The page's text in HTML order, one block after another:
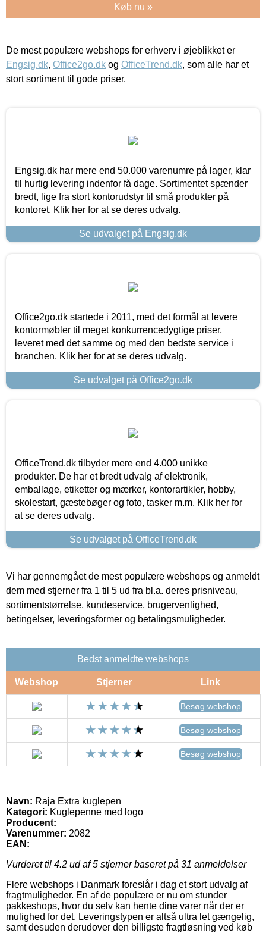
Køb nu »
De mest populære webshops for erhverv i øjeblikket er
Engsig.dk, Office2go.dk og OfficeTrend.dk, som alle har et
stort sortiment til gode priser.
Engsig.dk har mere end 50.000 varenumre på lager, klar
til hurtig levering indenfor få dage. Sortimentet spænder
bredt, lige fra stort kontorudstyr til små produkter på
kontoret. Klik her for at se deres udvalg.
Se udvalget på Engsig.dk
Office2go.dk startede i 2011, med det formål at levere
kontormøbler til meget konkurrencedygtige priser,
leveret med det samme og med den bedste service i
branchen. Klik her for at se deres udvalg.
Se udvalget på Office2go.dk
OfficeTrend.dk tilbyder mere end 4.000 unikke
produkter. De har et bredt udvalg af elektronik,
emballage, etiketter og mærker, kontorartikler, hobby,
skolestart, gæstebøger og foto, tasker m.m. Klik her for
at se deres udvalg.
Se udvalget på OfficeTrend.dk
Vi har gennemgået de mest populære webshops og anmeldt
dem med stjerner fra 1 til 5 ud fra bl.a. deres prisniveau,
sortimentstørrelse, kundeservice, brugervenlighed,
betingelser, leveringsformer og betalingsmuligheder.
Bedst anmeldte webshops
Webshop Stjerner Link
Besøg webshop
Besøg webshop
Besøg webshop
Navn: Raja Extra kuglepen
Kategori: Kuglepenne med logo
Producent:
Varenummer: 2082
EAN:
Vurderet til 4.2 ud af 5 stjerner baseret på 31 anmeldelser
Flere webshops i Danmark foreslår i dag et stort udvalg af
fragtmuligheder. En af de populære er nu om stunder
pakkeshops, hvor du selv kan hente dine varer når der er
mulighed for det. Leveringstypen er altså ultra let gængelig,
samt desuden derudover den billigste fragtløsning ved køb